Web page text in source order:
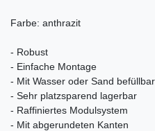
Farbe: anthrazit
- Robust
- Einfache Montage
- Mit Wasser oder Sand befüllbar
- Sehr platzsparend lagerbar
- Raffiniertes Modulsystem
- Mit abgerundeten Kanten